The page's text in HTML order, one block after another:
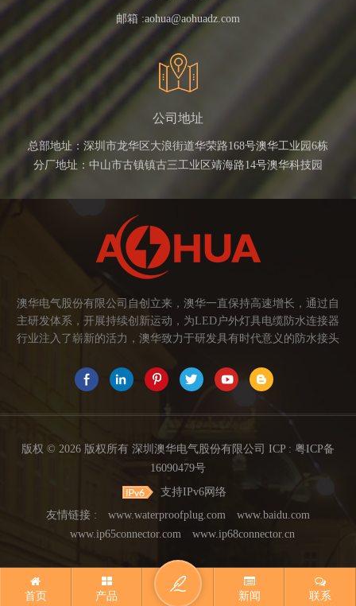
邮箱 :aohua@aohuadz.com
公司地址
总部地址：深圳市龙华区大浪街道华荣路168号澳华工业园6栋
分厂地址：中山市古镇镇古三工业区靖海路14号澳华科技园
澳华电气股份有限公司自创立来，澳华一直保持高速增长，通过自
主研发体系，开展持续创新运动，为LED户外灯具电缆防水连接器
行业注入了崭新的活力，澳华致力于研发具有时代意义的防水接头
物生长灯、高铁动车、养殖畜牧、水族设备、发热瓷砖、船舶、油
烟机、环保机械、医疗保健设备、捕鱼集鱼灯、汽车大灯、太阳能
的愿景： 我们注重产品品质，以人为本，坚持创新，以市场为导向
开发具有品质的线缆连接器产品，为客户提供多方面的连接解决方
的使命： 关注市场发展，紧握客户的需求，提供有价值的线缆连接
器解决方案，为客户创造价值。 我们的价值观： 1、不断专研高端
技术，提高行业技术水平...
版权 © 2026 版权所有 深圳澳华电气股份有限公司 ICP : 粤ICP备
16090479号
支持IPv6网络
友情链接 :
www.waterproofplug.com
www.baidu.com
www.ip65connector.com
www.ip68connector.cn
首页 产品 新闻 联系